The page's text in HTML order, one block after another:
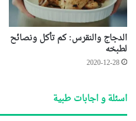
الدجاج والنقرس: كم تأكل ونصائح
لطبخه
2020-12-28
اسئلة و اجابات طبية